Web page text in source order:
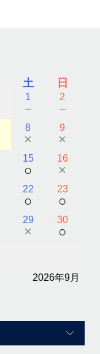
土 日
1
－
2
－
8
×
9
×
15
○
16
×
22
○
23
○
29
×
30
○
2026年9月